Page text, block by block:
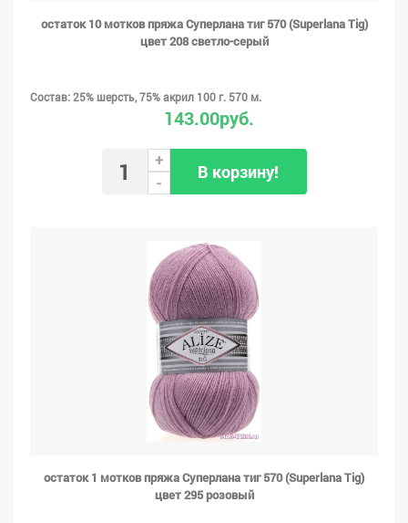
остаток 10 мотков пряжа Суперлана тиг 570 (Superlana Tig)
цвет 208 светло-серый
Состав: 25% шерсть, 75% акрил 100 г. 570 м.
143.00руб.
+
-
В корзину!
остаток 1 мотков пряжа Суперлана тиг 570 (Superlana Tig)
цвет 295 розовый